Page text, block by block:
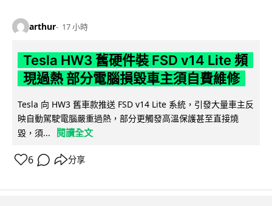
arthur 17 小時
Tesla HW3 舊硬件裝 FSD v14 Lite 頻
現過熱 部分電腦損毀車主須自費維修
Tesla 向 HW3 舊車款推送 FSD v14 Lite 系統，引發大量車主反
映自動駕駛電腦嚴重過熱，部分更觸發高溫保護甚至直接燒
毀，須...
閱讀全文
6 分享